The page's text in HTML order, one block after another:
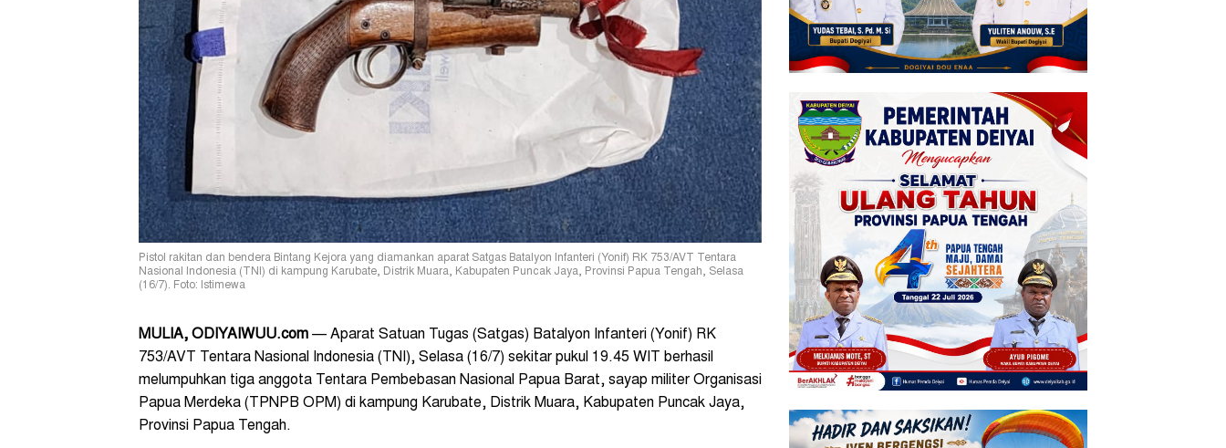
Pistol rakitan dan bendera Bintang Kejora yang diamankan aparat Satgas Batalyon Infanteri (Yonif) RK 753/AVT Tentara
Nasional Indonesia (TNI) di kampung Karubate, Distrik Muara, Kabupaten Puncak Jaya, Provinsi Papua Tengah, Selasa
(16/7). Foto: Istimewa
MULIA, ODIYAIWUU.com — Aparat Satuan Tugas (Satgas) Batalyon Infanteri (Yonif) RK
753/AVT Tentara Nasional Indonesia (TNI), Selasa (16/7) sekitar pukul 19.45 WIT berhasil
melumpuhkan tiga anggota Tentara Pembebasan Nasional Papua Barat, sayap militer Organisasi
Papua Merdeka (TPNPB OPM) di kampung Karubate, Distrik Muara, Kabupaten Puncak Jaya,
Provinsi Papua Tengah.